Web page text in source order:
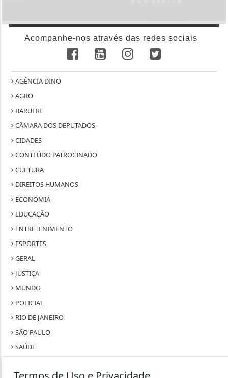
Acompanhe-nos através das redes sociais
AGÊNCIA DINO
AGRO
BARUERI
CÂMARA DOS DEPUTADOS
CIDADES
CONTEÚDO PATROCINADO
CULTURA
DIREITOS HUMANOS
ECONOMIA
EDUCAÇÃO
ENTRETENIMENTO
ESPORTES
GERAL
JUSTIÇA
MUNDO
POLICIAL
RIO DE JANEIRO
SÃO PAULO
SAÚDE